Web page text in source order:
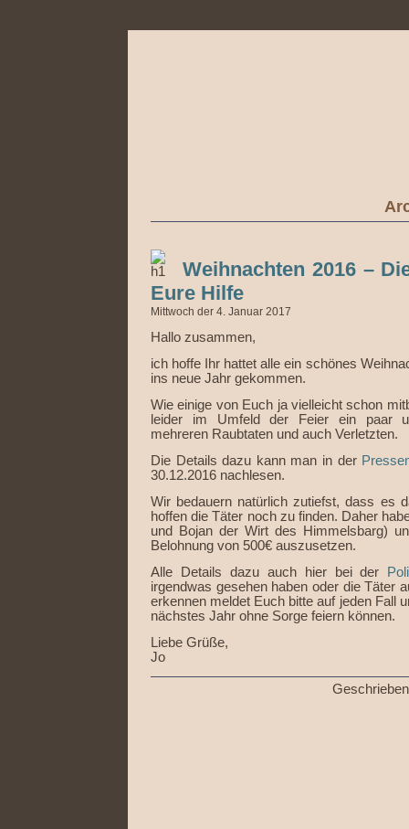
Weihnachten 2016 –
Eure Hilfe
Mittwoch der 4. Januar 2017
Hallo zusammen,
ich hoffe Ihr hattet alle ein schönes
ins neue Jahr gekommen.
Wie einige von Euch ja vielleicht schon
leider im Umfeld der Feier ein paar
mehreren Raubtaten und auch Verletzten.
Die Details dazu kann man in der
30.12.2016 nachlesen.
Wir bedauern natürlich zutiefst, dass es
hoffen die Täter noch zu finden. Daher
und Bojan der Wirt des Himmelsbarg)
Belohnung von 500€ auszusetzen.
Alle Details dazu auch hier bei der
irgendwas gesehen haben oder die Täter
erkennen meldet Euch bitte auf jeden Fall
nächstes Jahr ohne Sorge feiern können.
Liebe Grüße,
Jo